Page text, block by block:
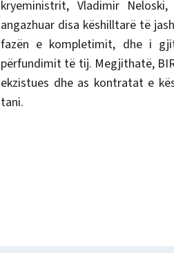
kryeministrit, Vladimir
angazhuar disa këshilltarë të
fazën e kompletimit, dhe i
përfundimit të tij. Megjithatë,
ekzistues dhe as kontratat e
tani.